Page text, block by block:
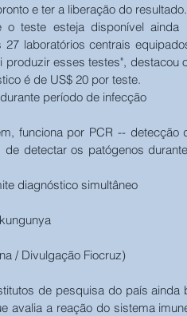
e ter a liberação do resultado.
teste esteja disponível ainda
laboratórios centrais
produzir esses testes", destacou
é de US$ 20 por teste.
período de infecção
funciona por PCR --
detectar os patógenos
diagnóstico simultâneo
/ Divulgação Fiocruz)
de pesquisa do país
avalia a reação do sistema